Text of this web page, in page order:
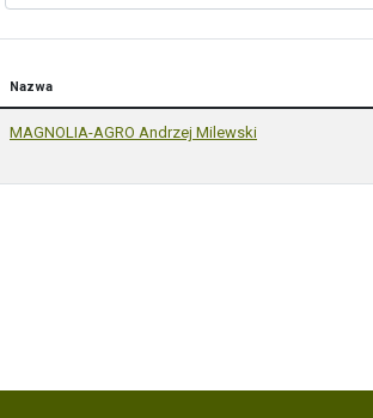
Nazwa
MAGNOLIA-AGRO Andrzej Milewski